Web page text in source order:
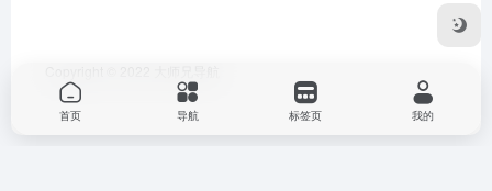
首页 导航 标签页 我的